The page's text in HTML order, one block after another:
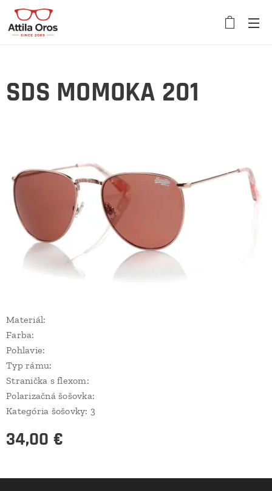
SDS MOMOKA 201
Materiál:
Farba:
Pohlavie:
Typ rámu:
Stranička s flexom:
Polarizačná šošovka:
Kategória šošovky: 3
34,00 €